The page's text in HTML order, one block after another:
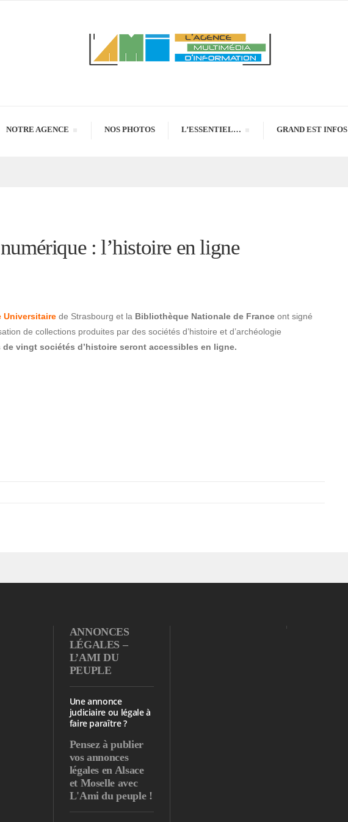
NOTRE AGENCE NOS PHOTOS L’ESSENTIEL… GRAND EST INFOS
: l’histoire en ligne
Universitaire de Strasbourg et la Bibliothèque Nationale de France ont signé
de collections produites par des sociétés d’histoire et d’archéologie
vingt sociétés d’histoire seront accessibles en ligne.
ANNONCES
LÉGALES –
L’AMI DU
PEUPLE
Une annonce
judiciaire ou légale à
faire paraître ?
Pensez à publier
vos annonces
légales en Alsace
et Moselle avec
L'Ami du peuple !